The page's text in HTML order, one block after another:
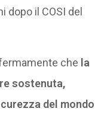
il COSI del
che la
sostenuta,
del mondo